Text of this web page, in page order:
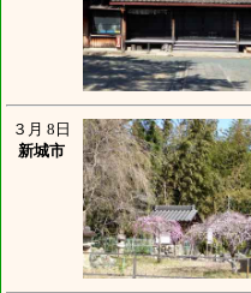
３月 8日
新城市